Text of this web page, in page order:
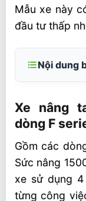
Mẫu xe này
đầu tư thấp
Nội dung
series
Ưu
Lithium
Các
Xe nâng
dòng F
Gồm các
Sức nâng
xe sử dụng 4
từng công